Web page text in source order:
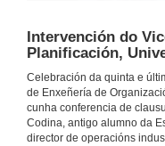
Intervención do
Planificación,
Celebración da quinta e
de Enxeñería de
cunha conferencia de
Codina, antigo alumno da
director de operacións